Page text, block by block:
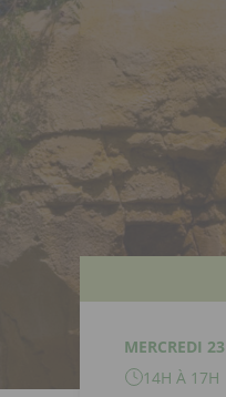
MERCREDI
14H À 17H